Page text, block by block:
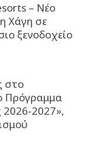
– Νέο
Χάγη σε
ξενοδοχείο
στο
Πρόγραμμα
2026-2027»,